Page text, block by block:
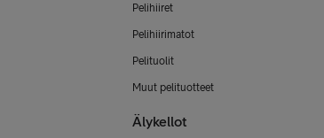
Pelihiiret
Pelihiirimatot
Pelituolit
Muut pelituotteet
Älykellot